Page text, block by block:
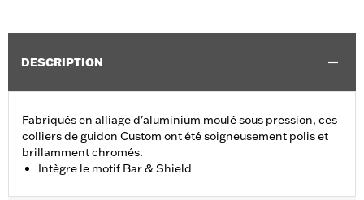
DESCRIPTION
Fabriqués en alliage d'aluminium moulé sous pression, ces
colliers de guidon Custom ont été soigneusement polis et
brillamment chromés.
Intègre le motif Bar & Shield